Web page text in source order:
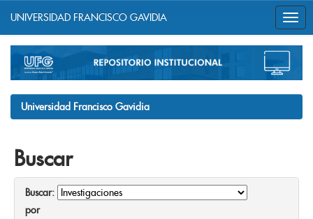
navigation
UNIVERSIDAD FRANCISCO GAVIDIA
Universidad Francisco Gavidia
Buscar
Buscar:
por